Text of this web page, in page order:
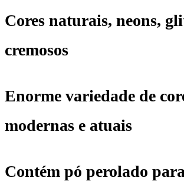
Cores naturais, neons,
cremosos
Enorme variedade de
modernas e atuais
Contém pó perolado